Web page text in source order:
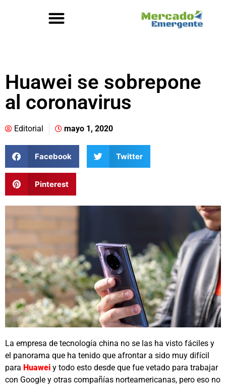
Huawei se sobrepone
al coronavirus
Editorial mayo 1, 2020
Facebook Twitter
Pinterest
La empresa de tecnología china no se las ha visto fáciles y
el panorama que ha tenido que afrontar a sido muy difícil
para Huawei y todo esto desde que fue vetado para trabajar
con Google y otras compañías norteamericanas, pero eso no